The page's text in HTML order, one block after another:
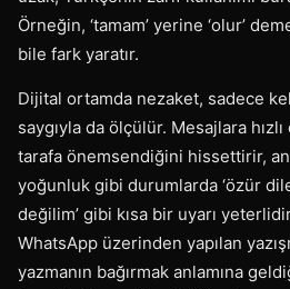
Örneğin, ‘tamam’ yerine ‘olur’
bile fark yaratır.
Dijital ortamda nezaket, sadece
saygıyla da ölçülür. Mesajlara
tarafa önemsendiğini hissettirir,
yoğunluk gibi durumlarda ‘özür
değilim’ gibi kısa bir uyarı
WhatsApp üzerinden yapılan
yazmanın bağırmak anlamına